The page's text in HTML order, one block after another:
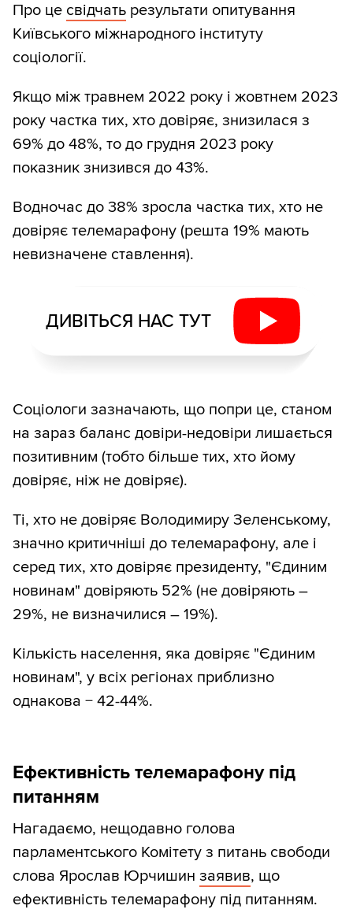
Про це свідчать результати опитування
Київського міжнародного інституту
соціології.
Якщо між травнем 2022 року і жовтнем 2023
року частка тих, хто довіряє, знизилася з
69% до 48%, то до грудня 2023 року
показник знизився до 43%.
Водночас до 38% зросла частка тих, хто не
довіряє телемарафону (решта 19% мають
невизначене ставлення).
ДИВІТЬСЯ НАС ТУТ
Соціологи зазначають, що попри це, станом
на зараз баланс довіри-недовіри лишається
позитивним (тобто більше тих, хто йому
довіряє, ніж не довіряє).
Ті, хто не довіряє Володимиру Зеленському,
значно критичніші до телемарафону, але і
серед тих, хто довіряє президенту, "Єдиним
новинам" довіряють 52% (не довіряють –
29%, не визначилися – 19%).
Кількість населення, яка довіряє "Єдиним
новинам", у всіх регіонах приблизно
однакова − 42-44%.
Ефективність телемарафону під
питанням
Нагадаємо, нещодавно голова
парламентського Комітету з питань свободи
слова Ярослав Юрчишин заявив, що
ефективність телемарафону під питанням.